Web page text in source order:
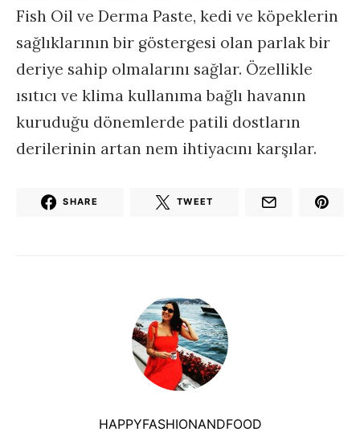
Fish Oil ve Derma Paste, kedi ve köpeklerin
sağlıklarının bir göstergesi olan parlak bir
deriye sahip olmalarını sağlar. Özellikle
ısıtıcı ve klima kullanıma bağlı havanın
kuruduğu dönemlerde patili dostların
derilerinin artan nem ihtiyacını karşılar.
SHARE TWEET
HAPPYFASHIONANDFOOD